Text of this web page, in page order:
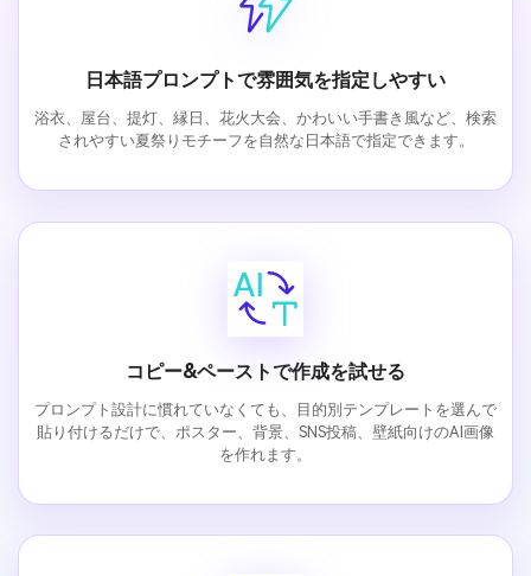
日本語プロンプトで雰囲気を指定しやすい
浴衣、屋台、提灯、縁日、花火大会、かわいい手書き風など、検索
されやすい夏祭りモチーフを自然な日本語で指定できます。
コピー&ペーストで作成を試せる
プロンプト設計に慣れていなくても、目的別テンプレートを選んで
貼り付けるだけで、ポスター、背景、SNS投稿、壁紙向けのAI画像
を作れます。